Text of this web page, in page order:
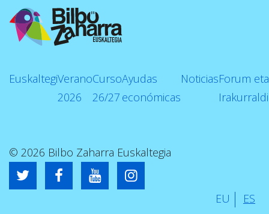
EuskaltegiVerano
2026
Curso
26/27
Ayudas
económicas
NoticiasForum eta
© 2026 Bilbo Zaharra Euskaltegia
EU ES